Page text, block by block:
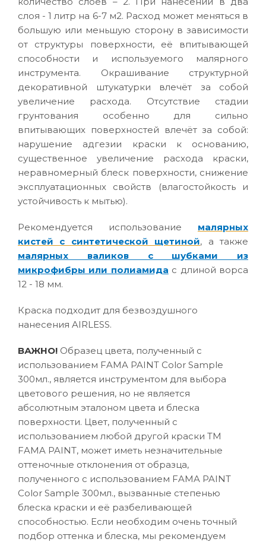
слоя - 1 литр на 6-7 м2. Расход может меняться в
большую или меньшую сторону в зависимости
от структуры поверхности, её впитывающей
способности и используемого малярного
инструмента. Окрашивание структурной
декоративной штукатурки влечёт за собой
увеличение расхода. Отсутствие стадии
грунтования особенно для сильно
впитывающих поверхностей влечёт за собой:
нарушение адгезии краски к основанию,
существенное увеличение расхода краски,
неравномерный блеск поверхности, снижение
эксплуатационных свойств (влагостойкость и
устойчивость к мытью).
Рекомендуется использование малярных
кистей с синтетической щетиной, а также
малярных валиков с шубками из
микрофибры или полиамида с длиной ворса
12 - 18 мм.
Краска подходит для безвоздушного
нанесения AIRLESS.
ВАЖНО! Образец цвета, полученный с
использованием FAMA PAINT Color Sample
300мл., является инструментом для выбора
цветового решения, но не является
абсолютным эталоном цвета и блеска
поверхности. Цвет, полученный с
использованием любой другой краски ТМ
FAMA PAINT, может иметь незначительные
оттеночные отклонения от образца,
полученного с использованием FAMA PAINT
Color Sample 300мл., вызванные степенью
блеска краски и её разбеливающей
способностью. Если необходим очень точный
подбор оттенка и блеска, мы рекомендуем